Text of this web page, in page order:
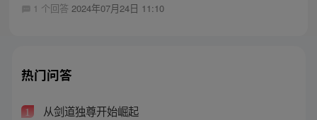
1 个回答 2024年07月24日 11:10
热门问答
1 从剑道独尊开始崛起